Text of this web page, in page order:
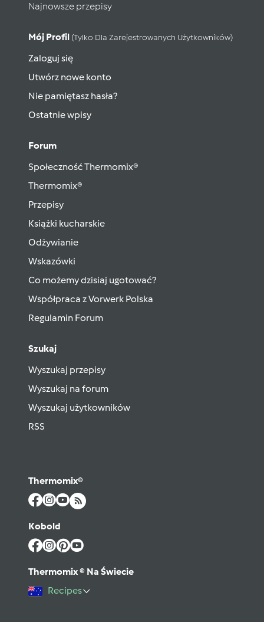
Najnowsze przepisy
Mój Profil (tylko Dla Zarejestrowanych Użytkowników)
Zaloguj się
Utwórz nowe konto
Nie pamiętasz hasła?
Ostatnie wpisy
Forum
Społeczność Thermomix®
Thermomix®
Przepisy
Książki kucharskie
Odżywianie
Wskazówki
Co możemy dzisiaj ugotować?
Współpraca z Vorwerk Polska
Regulamin Forum
Szukaj
Wyszukaj przepisy
Wyszukaj na forum
Wyszukaj użytkowników
RSS
Thermomix®
Kobold
Thermomix ® Na Świecie
Recipes